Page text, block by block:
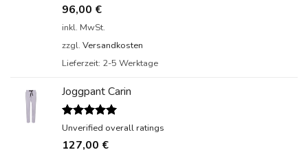
von 5
96,00 €
inkl. MwSt.
zzgl. Versandkosten
Lieferzeit: 2-5 Werktage
Joggpant Carin
Bewertet
Unverified overall ratings
127,00 €